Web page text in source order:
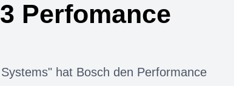
Perfomance
hat Bosch den Performance